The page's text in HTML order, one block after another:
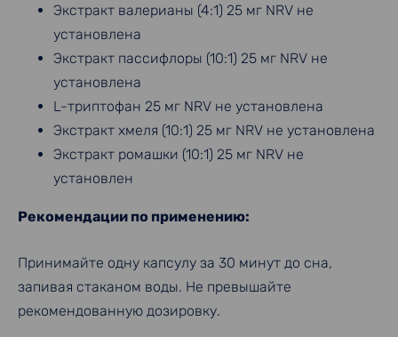
Экстракт валерианы (4:1) 25 мг NRV не
установлена
Экстракт пассифлоры (10:1) 25 мг NRV не
установлена
L-триптофан 25 мг NRV не установлена
Экстракт хмеля (10:1) 25 мг NRV не установлена
Экстракт ромашки (10:1) 25 мг NRV не
установлен
Рекомендации по применению:
Принимайте одну капсулу за 30 минут до сна,
запивая стаканом воды. Не превышайте
рекомендованную дозировку.